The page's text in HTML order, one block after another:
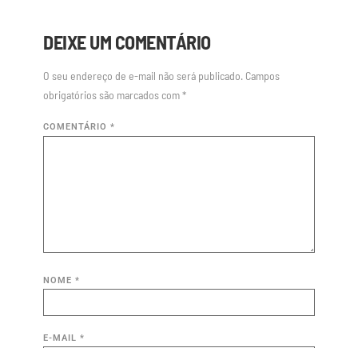
DEIXE UM COMENTÁRIO
O seu endereço de e-mail não será publicado. Campos
obrigatórios são marcados com*
COMENTÁRIO *
NOME *
E-MAIL *